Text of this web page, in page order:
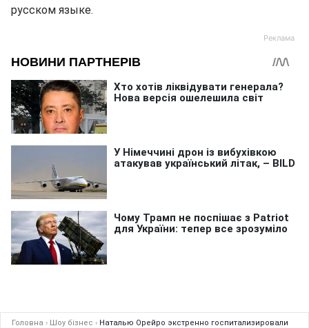
русском языке.
Головна › Шоу бізнес › Наталью Орейро экстренно госпитализировали